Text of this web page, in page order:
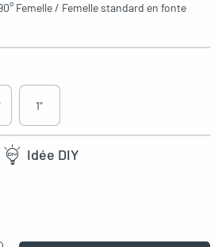
Femelle / Femelle standard en fonte
1"
Idée DIY